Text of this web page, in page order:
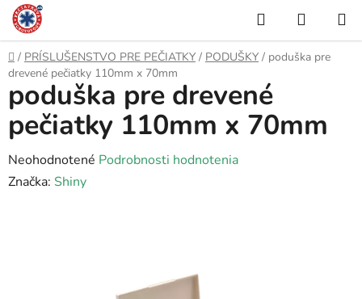
Prejsť
na
obsah
Hľadať
KOŠÍK
Domov
/ PRÍSLUŠENSTVO PRE PEČIATKY / PODUŠKY / poduška pre
drevené pečiatky 110mm x 70mm
poduška pre drevené
pečiatky 110mm x 70mm
Priemerné
hodnotenie
Neohodnotené Podrobnosti hodnotenia
Značka: Shiny